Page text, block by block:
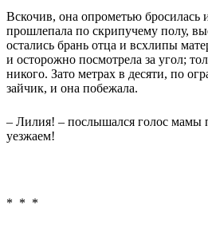
Вскочив, она опрометью бросилась
прошлепала по скрипучему полу,
остались брань отца и всхлипы
и осторожно посмотрела за угол;
никого. Зато метрах в десяти, по
зайчик, и она побежала.
– Лилия! – послышался голос
уезжаем!
* * *